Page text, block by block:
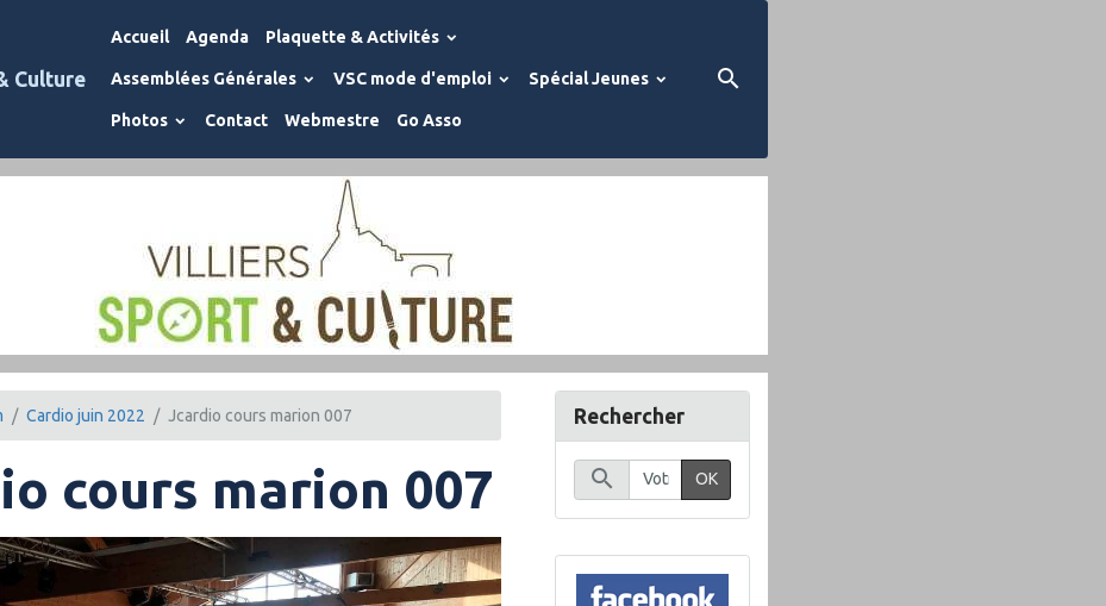
Culture
Accueil Agenda Plaquette & Activités
Assemblées Générales VSC mode d'emploi Spécial Jeunes
Photos Contact Webmestre Go Asso
Cardio juin 2022 Jcardio cours marion 007
cours marion 007
Rechercher
OK